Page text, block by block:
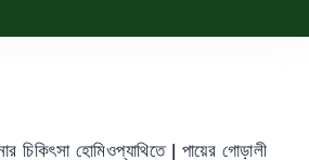
চিকিৎসা হোমিওপ্যাথিতে | পায়ের গোড়ালী